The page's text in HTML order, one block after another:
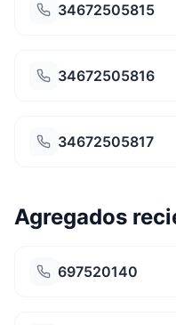
34672505815
34672505816
34672505817
Agregados
697520140